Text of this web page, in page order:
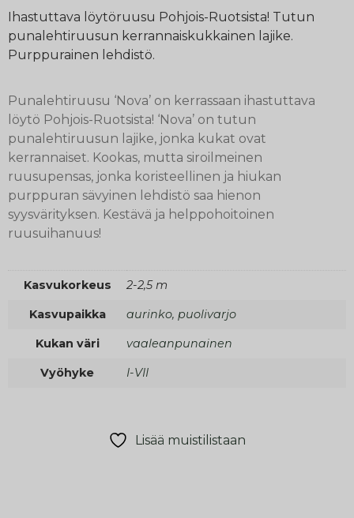
Ihastuttava löytöruusu Pohjois-Ruotsista! Tutun
punalehtiruusun kerrannaiskukkainen lajike.
Purppurainen lehdistö.
Punalehtiruusu ‘Nova’ on kerrassaan ihastuttava
löytö Pohjois-Ruotsista! ‘Nova’ on tutun
punalehtiruusun lajike, jonka kukat ovat
kerrannaiset. Kookas, mutta siroilmeinen
ruusupensas, jonka koristeellinen ja hiukan
purppuran sävyinen lehdistö saa hienon
syysvärityksen. Kestävä ja helppohoitoinen
ruusuihanuus!
Kasvukorkeus 2-2,5 m
Kasvupaikka aurinko, puolivarjo
Kukan väri vaaleanpunainen
Vyöhyke I-VII
Lisää muistilistaan